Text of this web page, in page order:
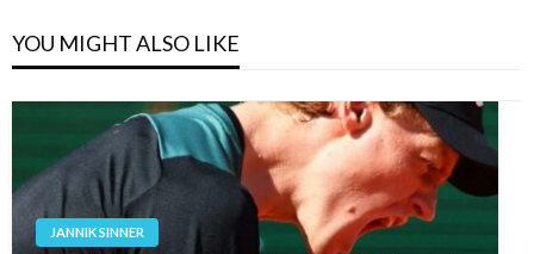
YOU MIGHT ALSO LIKE
JANNIK SINNER